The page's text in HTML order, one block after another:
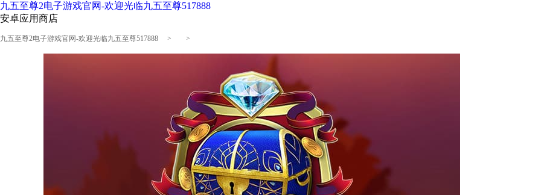
九五至尊2电子游戏官网-欢迎光临九五至尊517888
安卓应用商店
九五至尊2电子游戏官网-欢迎光临九五至尊517888 > >